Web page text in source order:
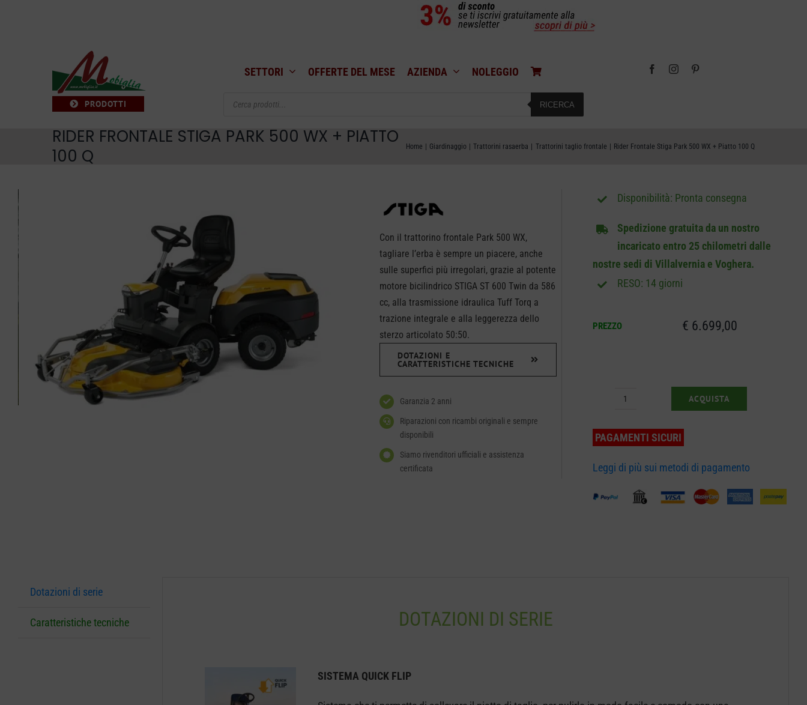
PRODOTTI
SETTORI OFFERTE DEL MESE AZIENDA NOLEGGIO
search
RICERCA
RIDER FRONTALE STIGA PARK 500 WX + PIATTO
100 Q
Home Giardinaggio Trattorini rasaerba Trattorini taglio frontale Rider Frontale Stiga Park 500 WX + Piatto 100 Q
Con il trattorino frontale Park 500 WX,
tagliare l’erba è sempre un piacere, anche
sulle superfici più irregolari, grazie al potente
motore bicilindrico STIGA ST 600 Twin da 586
cc, alla trasmissione idraulica Tuff Torq a
trazione integrale e alla leggerezza dello
sterzo articolato 50:50.
DOTAZIONI E
CARATTERISTICHE TECNICHE
Garanzia 2 anni
Riparazioni con ricambi originali e sempre
disponibili
Siamo rivenditori ufficiali e assistenza
certificata
Pronta consegna
Spedizione gratuita da un nostro
incaricato entro 25 chilometri dalle
nostre sedi di Villalvernia e Voghera.
RESO: 14 giorni
PREZZO € 6.699,00
Stiga
Park
WX
ACQUISTA
PAGAMENTI SICURI
Leggi di più sui metodi di pagamento
Dotazioni di serie
Caratteristiche tecniche DOTAZIONI DI SERIE
SISTEMA QUICK FLIP